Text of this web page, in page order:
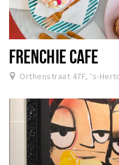
FRENCHIE CAFE
Orthenstraat 47F, 's-